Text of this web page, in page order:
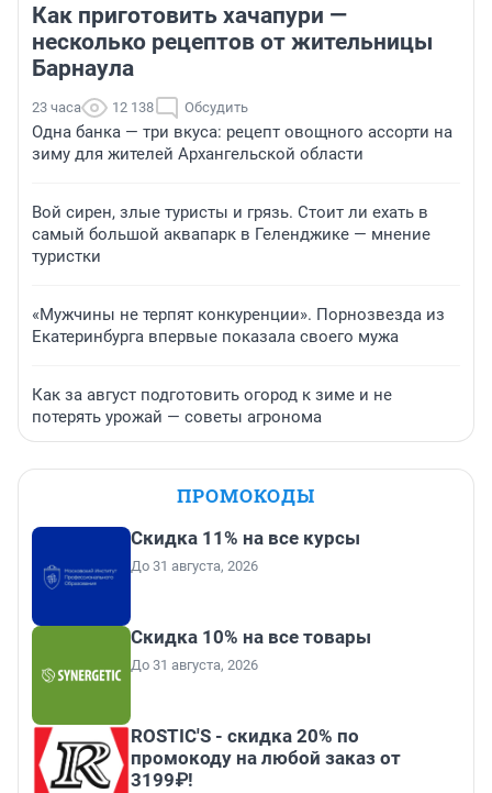
Как приготовить хачапури —
несколько рецептов от жительницы
Барнаула
23 часа 12 138 Обсудить
Одна банка — три вкуса: рецепт овощного ассорти на
зиму для жителей Архангельской области
Вой сирен, злые туристы и грязь. Стоит ли ехать в
самый большой аквапарк в Геленджике — мнение
туристки
«Мужчины не терпят конкуренции». Порнозвезда из
Екатеринбурга впервые показала своего мужа
Как за август подготовить огород к зиме и не
потерять урожай — советы агронома
ПРОМОКОДЫ
Скидка 11% на все курсы
До 31 августа, 2026
Скидка 10% на все товары
До 31 августа, 2026
ROSTIC'S - скидка 20% по
промокоду на любой заказ от
3199₽!